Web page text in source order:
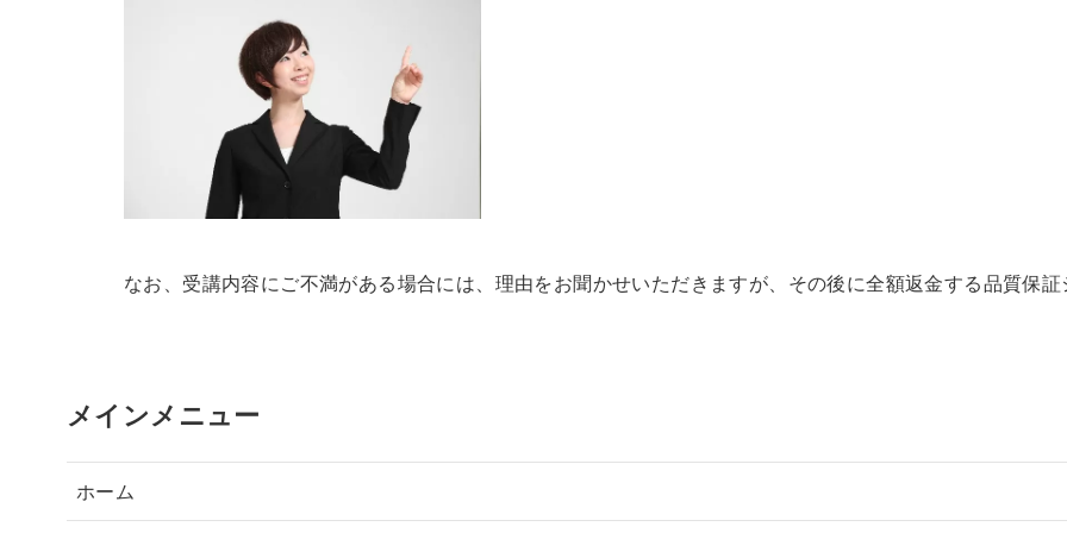
なお、受講内容にご不満がある場合には、理由をお聞かせいただきますが、その後に全額返金する品質保証
メインメニュー
ホーム